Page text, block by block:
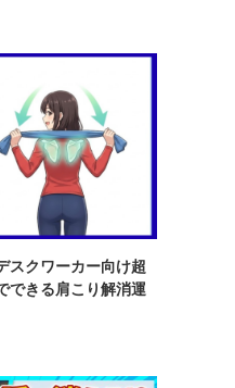
スクワーカー向け超
きる肩こり解消運